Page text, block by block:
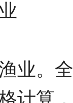
业。
计算